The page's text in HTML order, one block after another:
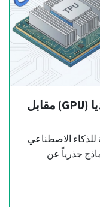
شرائح الذكاء الاصطناعي: إنفيديا (GPU) مقابل
للذكاء الاصطناعي
جذرياً عن